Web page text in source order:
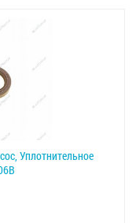
Уплотнительное